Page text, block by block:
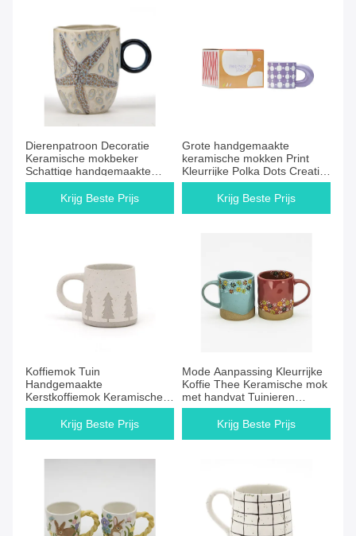
Dierenpatroon Decoratie
Keramische mokbeker
Schattige handgemaakte
mokken Handgemaakte
Krijg Beste Prijs
Grote handgemaakte
keramische mokken Print
Kleurrijke Polka Dots Creatief
ontwerp Keramische mok
met deksel DW-01A567
Krijg Beste Prijs
Koffiemok Tuin
Handgemaakte
Kerstkoffiemok Keramische
steengemaakte mokken
Geschenk 3D zijdeprint
Krijg Beste Prijs
Mode Aanpassing Kleurrijke
Koffie Thee Keramische mok
met handvat Tuinieren
Koffiemokken
Krijg Beste Prijs